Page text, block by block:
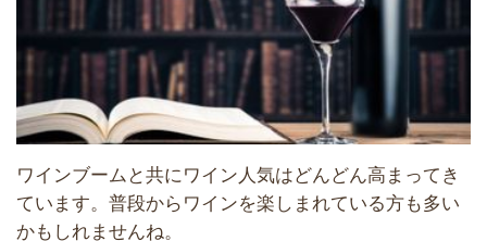
ワインブームと共にワイン人気はどんどん高まってき
ています。普段からワインを楽しまれている方も多い
かもしれませんね。